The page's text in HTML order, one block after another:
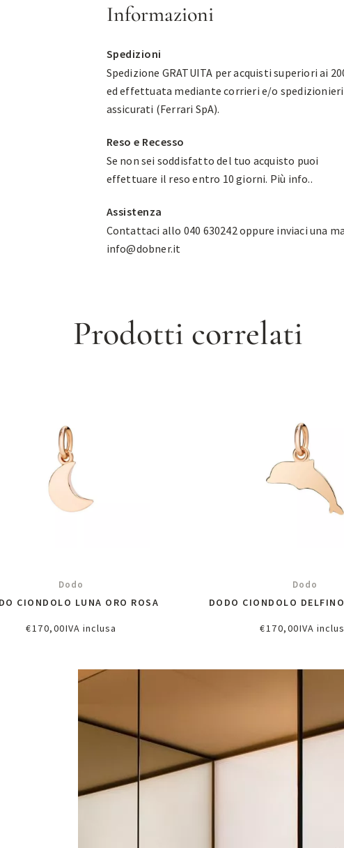
Informazioni
Spedizioni
Spedizione GRATUITA per acquisti superiori ai
ed effettuata mediante corrieri e/o spedizionieri
assicurati (Ferrari SpA).
Reso e Recesso
Se non sei soddisfatto del tuo acquisto puoi
effettuare il reso entro 10 giorni. Più info..
Assistenza
Contattaci allo 040 630242 oppure inviaci una
info@dobner.it
Prodotti correlati
Dodo
CIONDOLO LUNA ORO ROSA
€170,00IVA inclusa
Dodo
DODO CIONDOLO
€170,00IVA